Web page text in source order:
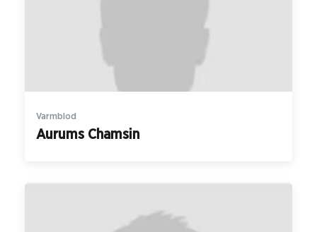
Varmblod
Aurums Chamsin